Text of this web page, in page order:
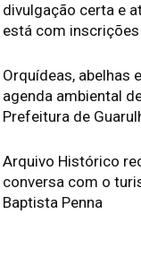
divulgação certa e
está com
Orquídeas, abelhas
agenda ambiental
Prefeitura de
Arquivo Histórico
conversa com o
Baptista Penna